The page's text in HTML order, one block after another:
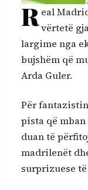
R eal
vërtetë
largime nga
bujshëm që
Arda Guler.
Për
pista që
duan të
madrilenët
surprizuese